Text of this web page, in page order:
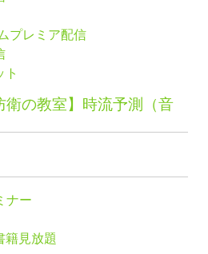
プレミア配信
衛の教室】時流予測（音
ナー
籍見放題